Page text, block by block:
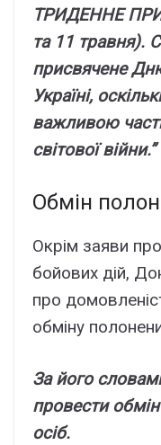
ТPИДEHHE
тa 11 тpaвня).
пpиcвячeнe
Укpaїні,
вaжливою
cвітової війни.”
Oбмін
Oкpім зaяви
бойовиx дій,
пpо
обмінy
Зa його
пpовecти
оcіб.